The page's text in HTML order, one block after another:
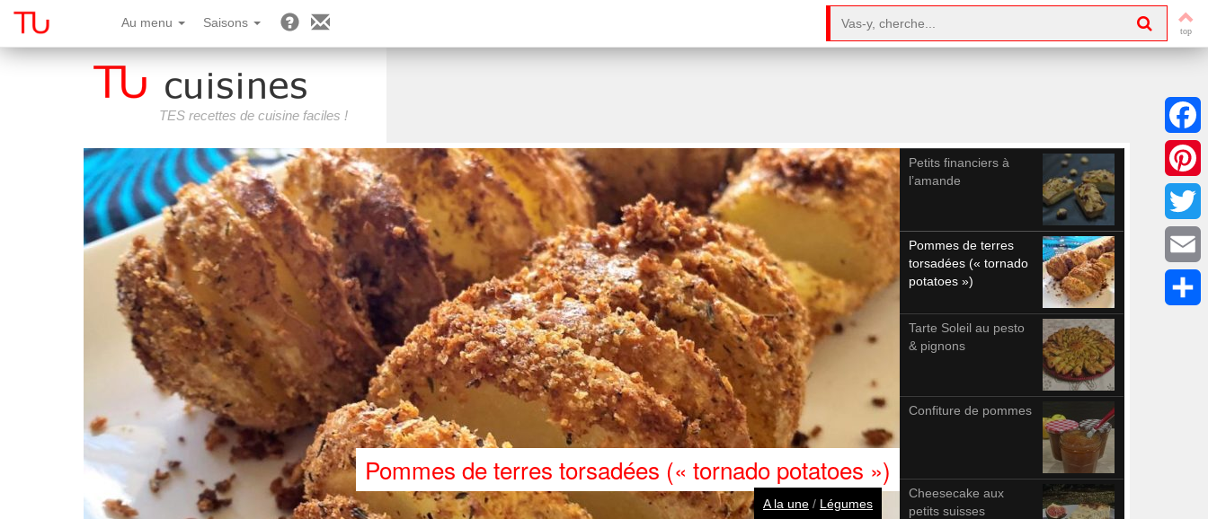
Au menu Saisons
TES recettes de cuisine faciles !
Petits financiers à
l’amande
Pommes de terres
torsadées (« tornado
potatoes »)
Tarte Soleil au pesto
& pignons
Confiture de pommes
Cheesecake aux
petits suisses
Pommes de terres torsadées (« tornado potatoes »)
A la une / Légumes
Twitter
Email